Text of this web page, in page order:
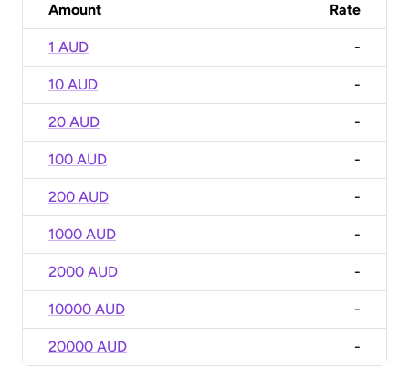
Amount Rate
1 AUD -
10 AUD -
20 AUD -
100 AUD -
200 AUD -
1000 AUD -
2000 AUD -
10000 AUD -
20000 AUD -